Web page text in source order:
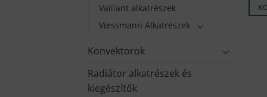
Vaillant alkatrészek
Viessmann Alkatrészek
Konvektorok
Radiátor alkatrészek és
kiegészítők